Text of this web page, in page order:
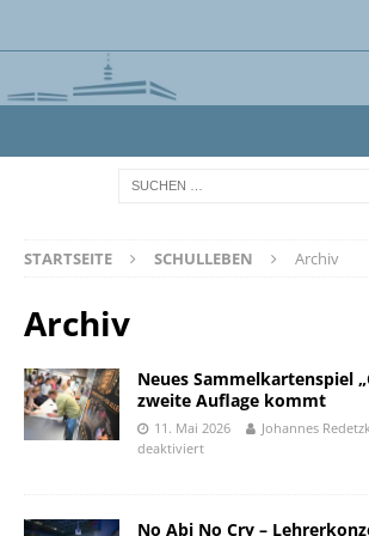
STARTSEITE SCHULLEBEN Archiv
Archiv
Neues Sammelkartenspiel
zweite Auflage kommt
11. Mai 2026 Johannes
deaktiviert
No Abi No Cry –